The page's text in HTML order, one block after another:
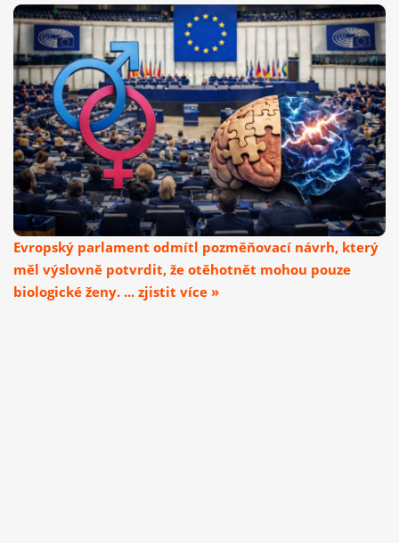
Evropský parlament odmítl pozměňovací návrh, který
měl výslovně potvrdit, že otěhotnět mohou pouze
biologické ženy. ... zjistit více »